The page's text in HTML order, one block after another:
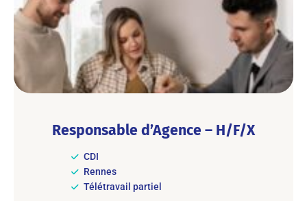
Responsable d’Agence – H/F/X
CDI
Rennes
Télétravail partiel